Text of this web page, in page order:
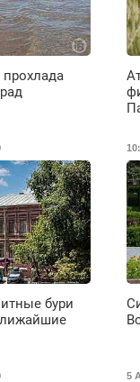
бури
5